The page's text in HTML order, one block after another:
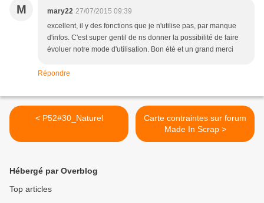
M mary22 27/07/2015 09:39
excellent, il y des fonctions que je n'utilise pas, par manque
d'infos. C'est super gentil de ns donner la possibilité de faire
évoluer notre mode d'utilisation. Bon été et un grand merci
Répondre
< P52#30_Naturel
Carte contraintes sur forum
Made In Scrap >
Hébergé par Overblog
Top articles